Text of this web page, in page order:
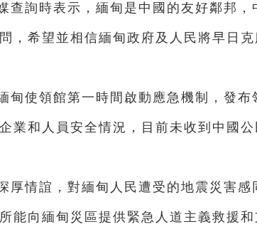
查詢時表示，緬甸是中國的友好鄰邦，
，希望並相信緬甸政府及人民將早日克
甸使領館第一時間啟動應急機制，發布
業和人員安全情況，目前未收到中國公
厚情誼，對緬甸人民遭受的地震災害感
能向緬甸災區提供緊急人道主義救援和